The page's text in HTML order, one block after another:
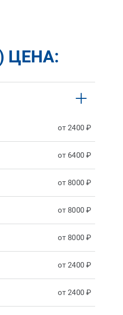
ЦЕНА:
от 2400 ₽
от 6400 ₽
от 8000 ₽
от 8000 ₽
от 8000 ₽
от 2400 ₽
от 2400 ₽